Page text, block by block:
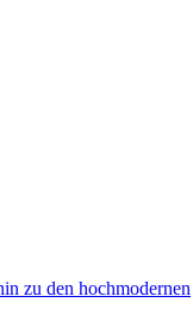
zu den hochmodernen